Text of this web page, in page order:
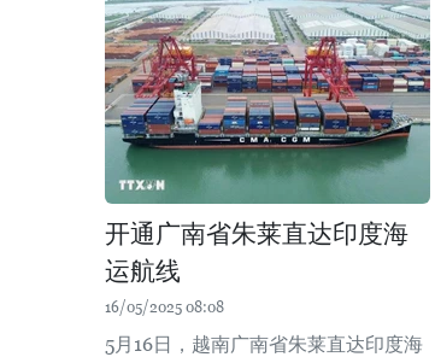
开通广南省朱莱直达印度海
运航线
16/05/2025 08:08
5月16日，越南广南省朱莱直达印度海